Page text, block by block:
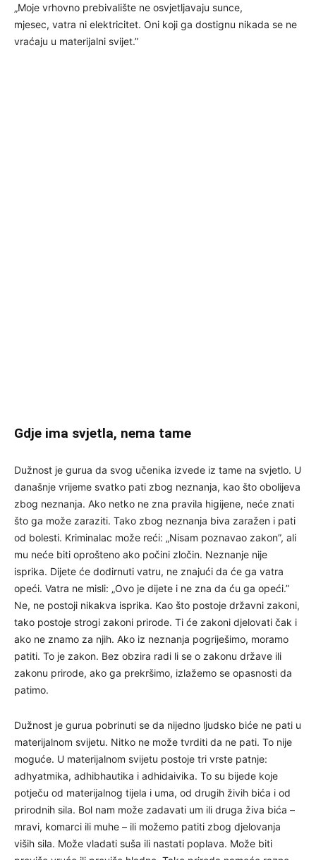
„Moje vrhovno prebivalište ne osvjetljavaju sunce,
mjesec, vatra ni elektricitet. Oni koji ga dostignu nikada se ne
vraćaju u materijalni svijet.”
Gdje ima svjetla, nema tame
Dužnost je gurua da svog učenika izvede iz tame na svjetlo. U
današnje vrijeme svatko pati zbog neznanja, kao što obolijeva
zbog neznanja. Ako netko ne zna pravila higijene, neće znati
što ga može zaraziti. Tako zbog neznanja biva zaražen i pati
od bolesti. Kriminalac može reći: „Nisam poznavao zakon”, ali
mu neće biti oprošteno ako počini zločin. Neznanje nije
isprika. Dijete će dodirnuti vatru, ne znajući da će ga vatra
opeći. Vatra ne misli: „Ovo je dijete i ne zna da ću ga opeći.”
Ne, ne postoji nikakva isprika. Kao što postoje državni zakoni,
tako postoje strogi zakoni prirode. Ti će zakoni djelovati čak i
ako ne znamo za njih. Ako iz neznanja pogriješimo, moramo
patiti. To je zakon. Bez obzira radi li se o zakonu države ili
zakonu prirode, ako ga prekršimo, izlažemo se opasnosti da
patimo.
Dužnost je gurua pobrinuti se da nijedno ljudsko biće ne pati u
materijalnom svijetu. Nitko ne može tvrditi da ne pati. To nije
moguće. U materijalnom svijetu postoje tri vrste patnje:
adhyatmika, adhibhautika i adhidaivika. To su bijede koje
potječu od materijalnog tijela i uma, od drugih živih bića i od
prirodnih sila. Bol nam može zadavati um ili druga živa bića –
mravi, komarci ili muhe – ili možemo patiti zbog djelovanja
viših sila. Može vladati suša ili nastati poplava. Može biti